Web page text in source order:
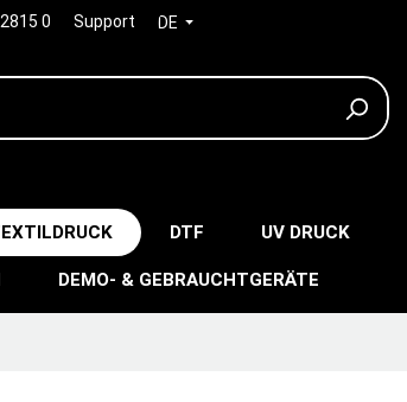
0 Support DE
DTF UV DRUCK
DEMO- & GEBRAUCHTGERÄTE